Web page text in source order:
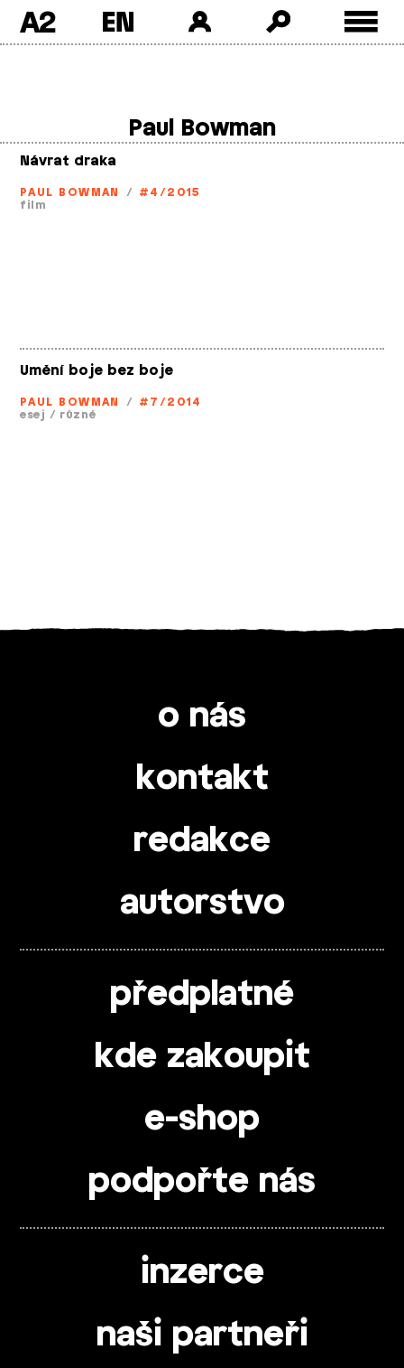
A2
Paul Bowman
Návrat draka
PAUL BOWMAN / #4/2015
film
Umění boje bez boje
PAUL BOWMAN / #7/2014
esej / různé
o nás
kontakt
redakce
autorstvo
předplatné
kde zakoupit
e-shop
podpořte nás
inzerce
naši partneři